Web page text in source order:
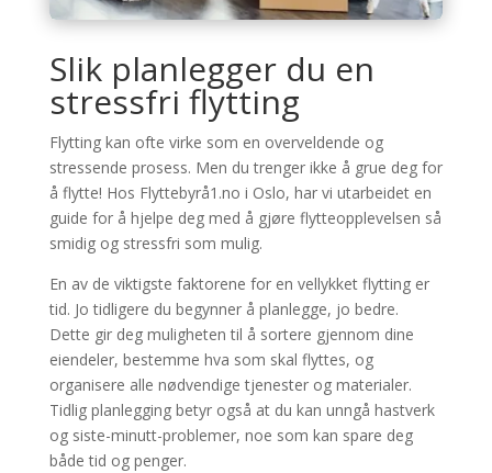
Slik planlegger du en
stressfri flytting
Flytting kan ofte virke som en overveldende og
stressende prosess. Men du trenger ikke å grue deg for
å flytte! Hos Flyttebyrå1.no i Oslo, har vi utarbeidet en
guide for å hjelpe deg med å gjøre flytteopplevelsen så
smidig og stressfri som mulig.
En av de viktigste faktorene for en vellykket flytting er
tid. Jo tidligere du begynner å planlegge, jo bedre.
Dette gir deg muligheten til å sortere gjennom dine
eiendeler, bestemme hva som skal flyttes, og
organisere alle nødvendige tjenester og materialer.
Tidlig planlegging betyr også at du kan unngå hastverk
og siste-minutt-problemer, noe som kan spare deg
både tid og penger.